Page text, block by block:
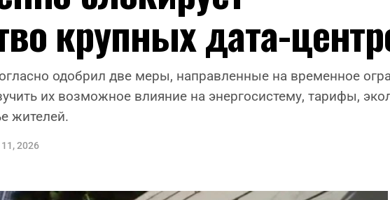
крупных дата-
одобрил две меры, направленные на временное
их возможное влияние на энергосистему, тарифы,
жителей.
2026